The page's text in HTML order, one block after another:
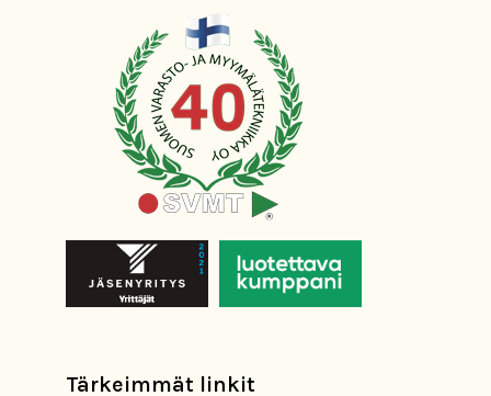
Tärkeimmät linkit